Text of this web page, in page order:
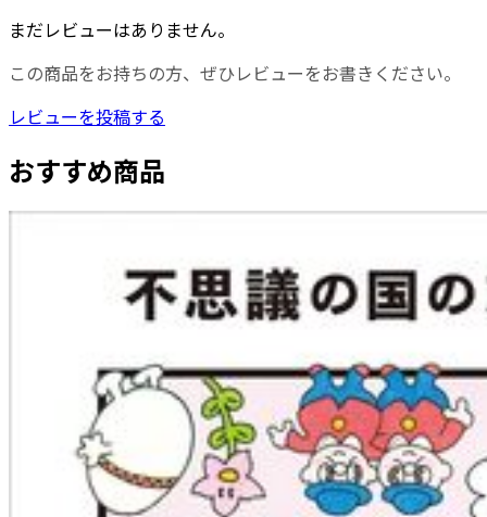
まだレビューはありません。
この商品をお持ちの方、ぜひレビューをお書きください。
レビューを投稿する
おすすめ商品